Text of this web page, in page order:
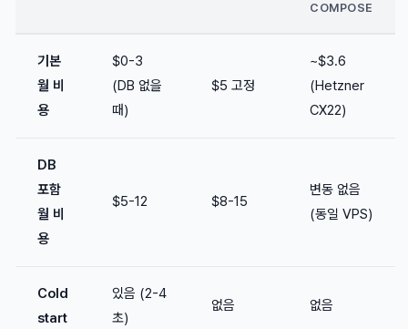
COMPOSE
기본
월 비
용
$0-3
(DB 없을
때)
$5 고정
~$3.6
(Hetzner
CX22)
DB
포함
월 비
용
$5-12 $8-15
변동 없음
(동일 VPS)
Cold
start
있음 (2-4
초)
없음 없음